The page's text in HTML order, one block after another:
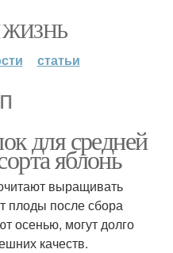
статьи
для средней
яблонь
выращивать
плоды после сбора
осенью, могут долго
качеств.